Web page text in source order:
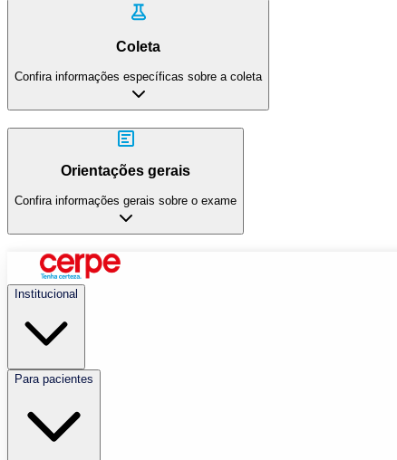
Coleta
Confira informações específicas sobre a coleta
Orientações gerais
Confira informações gerais sobre o exame
Institucional
Para pacientes